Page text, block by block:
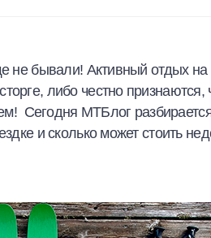
бывали! Активный отдых на
либо честно признаются,
Сегодня МТБлог
и сколько может стоить